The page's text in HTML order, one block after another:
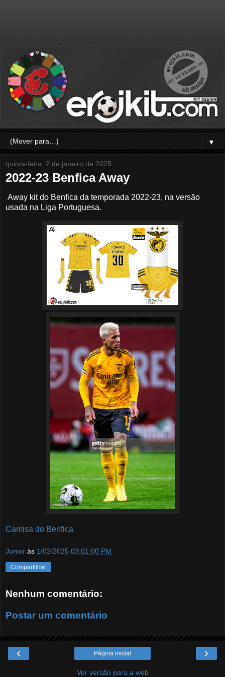
▼
quinta-feira, 2 de janeiro de 2025
2022-23 Benfica Away
Away kit do Benfica da temporada 2022-23, na versão
usada na Liga Portuguesa.
Camisa do Benfica
Junior às 1/02/2025 03:01:00 PM
Compartilhar
Nenhum comentário:
Postar um comentário
‹ ›
Página inicial
Ver versão para a web